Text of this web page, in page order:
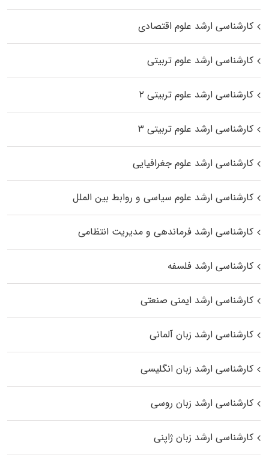
کارشناسی ارشد علوم اقتصادی
کارشناسی ارشد علوم تربیتی
کارشناسی ارشد علوم تربیتی ۲
کارشناسی ارشد علوم تربیتی ۳
کارشناسی ارشد علوم جغرافیایی
کارشناسی ارشد علوم سیاسی و روابط بین الملل
کارشناسی ارشد فرماندهی و مدیریت انتظامی
کارشناسی ارشد فلسفه
کارشناسی ارشد ایمنی صنعتی
کارشناسی ارشد زبان آلمانی
کارشناسی ارشد زبان انگلیسی
کارشناسی ارشد زبان روسی
کارشناسی ارشد زبان ژاپنی